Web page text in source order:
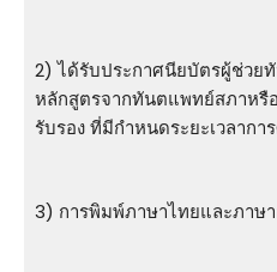
2) ได้รับประกาศนียบัตรผู้ช่วย
หลักสูตรจากทันตแพทย์สภาหรื
รับรอง ที่มีกําหนดระยะเวลากา
3) การพิมพ์ภาษาไทยและภาษ